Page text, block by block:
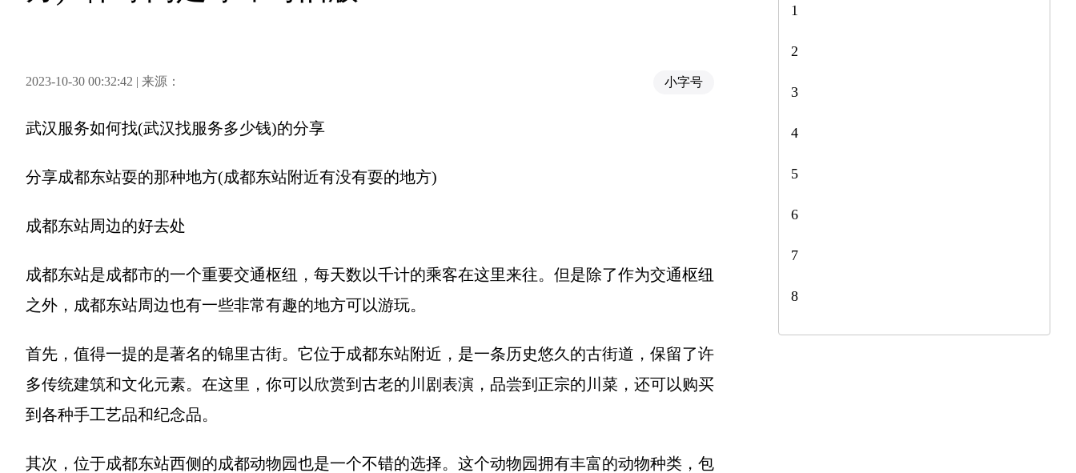
2023-10-30 00:32:42 | 来源： 小字号
武汉服务如何找(武汉找服务多少钱)的分享
分享成都东站耍的那种地方(成都东站附近有没有耍的地方)
成都东站周边的好去处
成都东站是成都市的一个重要交通枢纽，每天数以千计的乘客在这里来往。但是除了作为交通枢纽
之外，成都东站周边也有一些非常有趣的地方可以游玩。
首先，值得一提的是著名的锦里古街。它位于成都东站附近，是一条历史悠久的古街道，保留了许
多传统建筑和文化元素。在这里，你可以欣赏到古老的川剧表演，品尝到正宗的川菜，还可以购买
到各种手工艺品和纪念品。
其次，位于成都东站西侧的成都动物园也是一个不错的选择。这个动物园拥有丰富的动物种类，包
1
2
3
4
5
6
7
8